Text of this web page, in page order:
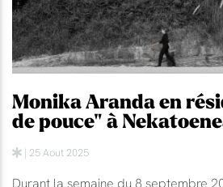
Monika Aranda en
de pouce" à
| 25 Aout 2025
Durant la semaine du 8 septembre